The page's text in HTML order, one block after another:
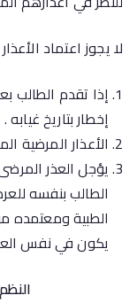
لا يجوز اعتماد
إذا تقدم الطالب
إخطار بتاريخ غيابه .
الأعذار المرضية
يؤجل العذر
الطالب بنفسه
الطبية ومعتمده
يكون في نفس